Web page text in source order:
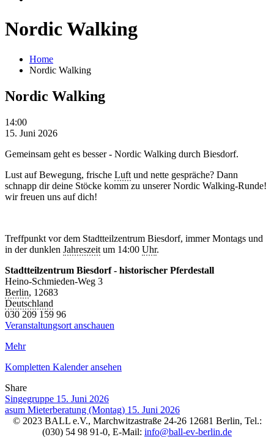
Nordic Walking
Home
Nordic Walking
Nordic Walking
Nordic
Walking
14:00
15. Juni 2026
Gemeinsam geht es besser - Nordic Walking durch Biesdorf.
Lust auf Bewegung, frische Luft und nette gespräche? Dann
schnapp dir deine Stöcke komm zu unserer Nordic Walking-Runde!
wir freuen uns auf dich!
Treffpunkt vor dem Stadtteilzentrum Biesdorf, immer Montags und
in der dunklen Jahreszeit um 14:00 Uhr.
Stadtteilzentrum Biesdorf - historischer Pferdestall
Heino-Schmieden-Weg 3
Berlin, 12683
Deutschland
030 209 159 96
Veranstaltungsort anschauen
Mehr
Kompletten Kalender ansehen
Share
Facebook
Twitter
LinkedIn
Pinterest
Stumbleupon
Email
Singegruppe 15. Juni 2026
asum Mieterberatung (Montag) 15. Juni 2026
© 2023 BALL e.V., Marchwitzastraße 24-26 12681 Berlin, Tel.:
(030) 54 98 91-0, E-Mail: info@ball-ev-berlin.de